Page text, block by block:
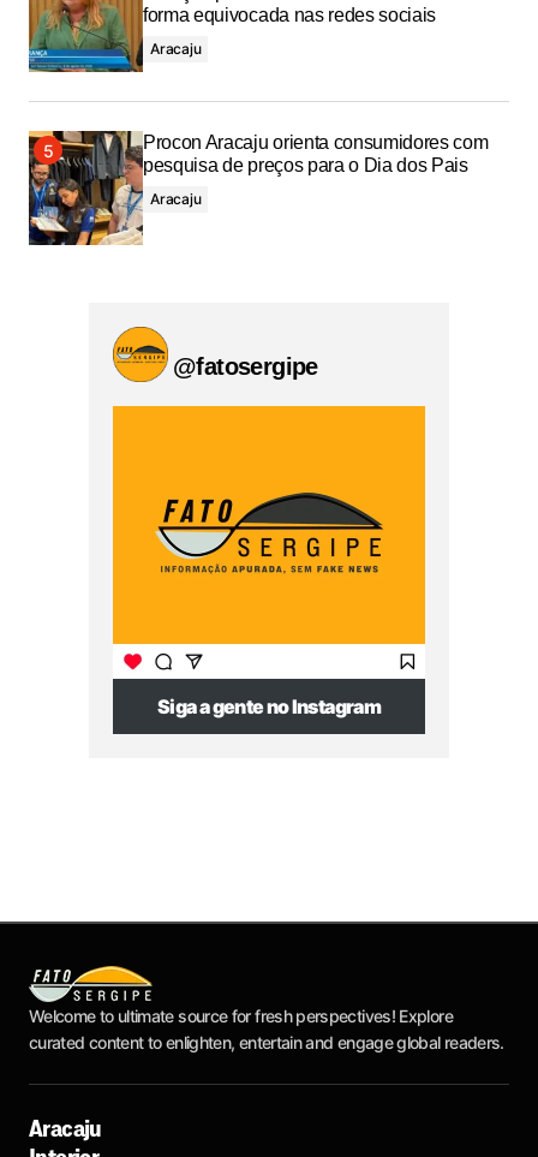
forma equivocada nas redes sociais
Aracaju
Procon Aracaju orienta consumidores com
pesquisa de preços para o Dia dos Pais
Aracaju
@fatosergipe
Siga a gente no Instagram
Welcome to ultimate source for fresh perspectives! Explore
curated content to enlighten, entertain and engage global readers.
Aracaju